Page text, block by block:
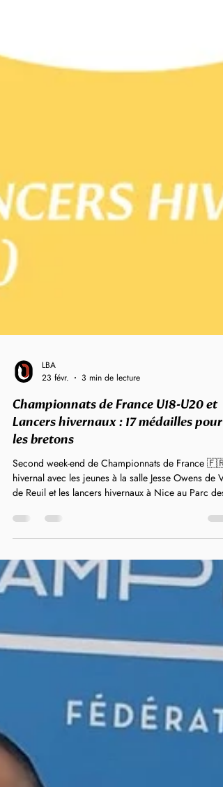
LBA
23 févr.
Championnats de France U18-U20 et
Lancers hivernaux : 17 médailles pour
Second week-end de Championnats de France 🇫🇷
hivernal avec les jeunes à la salle Jesse Owens de Val
Sports Charles Ehrmann. 26 bretons étaient engagés
à Nice et 52 à Val de Reuil. Une belle moisson de
médailles pour les lanceurs avec 10 médailles dont 3
titres. Retour sur les résultats des Bretons…
Championnats de France des lancers hivernaux Sous
le soleil de Nice, le